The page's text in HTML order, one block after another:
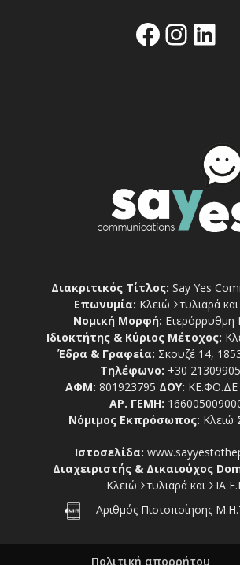
Facebook
Διακριτικός Τίτλος: Say Yes
Επωνυμία: Κλειώ Στυλιαρά
Νομική Μορφή: Ετερόρρυθμη
Ιδιοκτήτης & Κύριος Μέτοχος:
Έδρα & Γραφεία: Σκουζέ 14,
Τηλέφωνο: +30
ΑΦΜ: 801923795 ΔΟΥ: ΚΕ.ΦΟ.ΔΕ
ΑΡ. ΓΕΜΗ:
Νόμιμος Εκπρόσωπος: Κλειώ
Ιστοσελίδα:
Διαχειριστής & Δικαιούχος
Κλειώ Στυλιαρά και ΣΙΑ
Αριθμός Πιστοποίησης
Πολιτική απορρήτου